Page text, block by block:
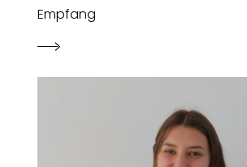
Empfang